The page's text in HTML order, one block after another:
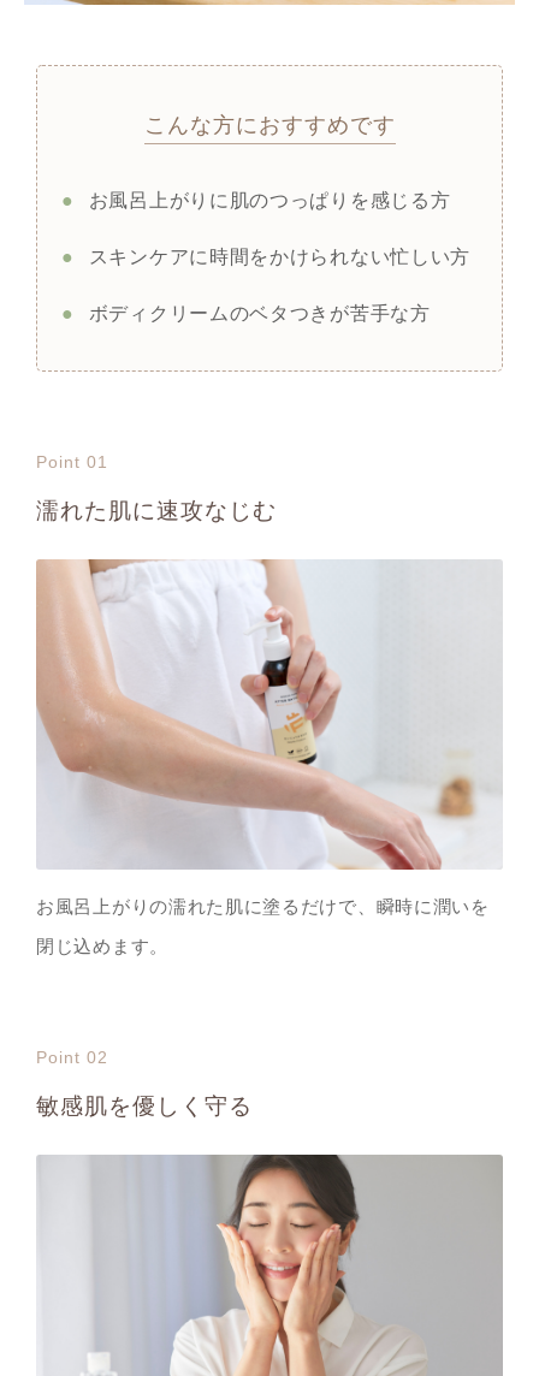
こんな方におすすめです
● お風呂上がりに肌のつっぱりを感じる方
● スキンケアに時間をかけられない忙しい方
● ボディクリームのベタつきが苦手な方
Point 01
濡れた肌に速攻なじむ
お風呂上がりの濡れた肌に塗るだけで、瞬時に潤いを
閉じ込めます。
Point 02
敏感肌を優しく守る